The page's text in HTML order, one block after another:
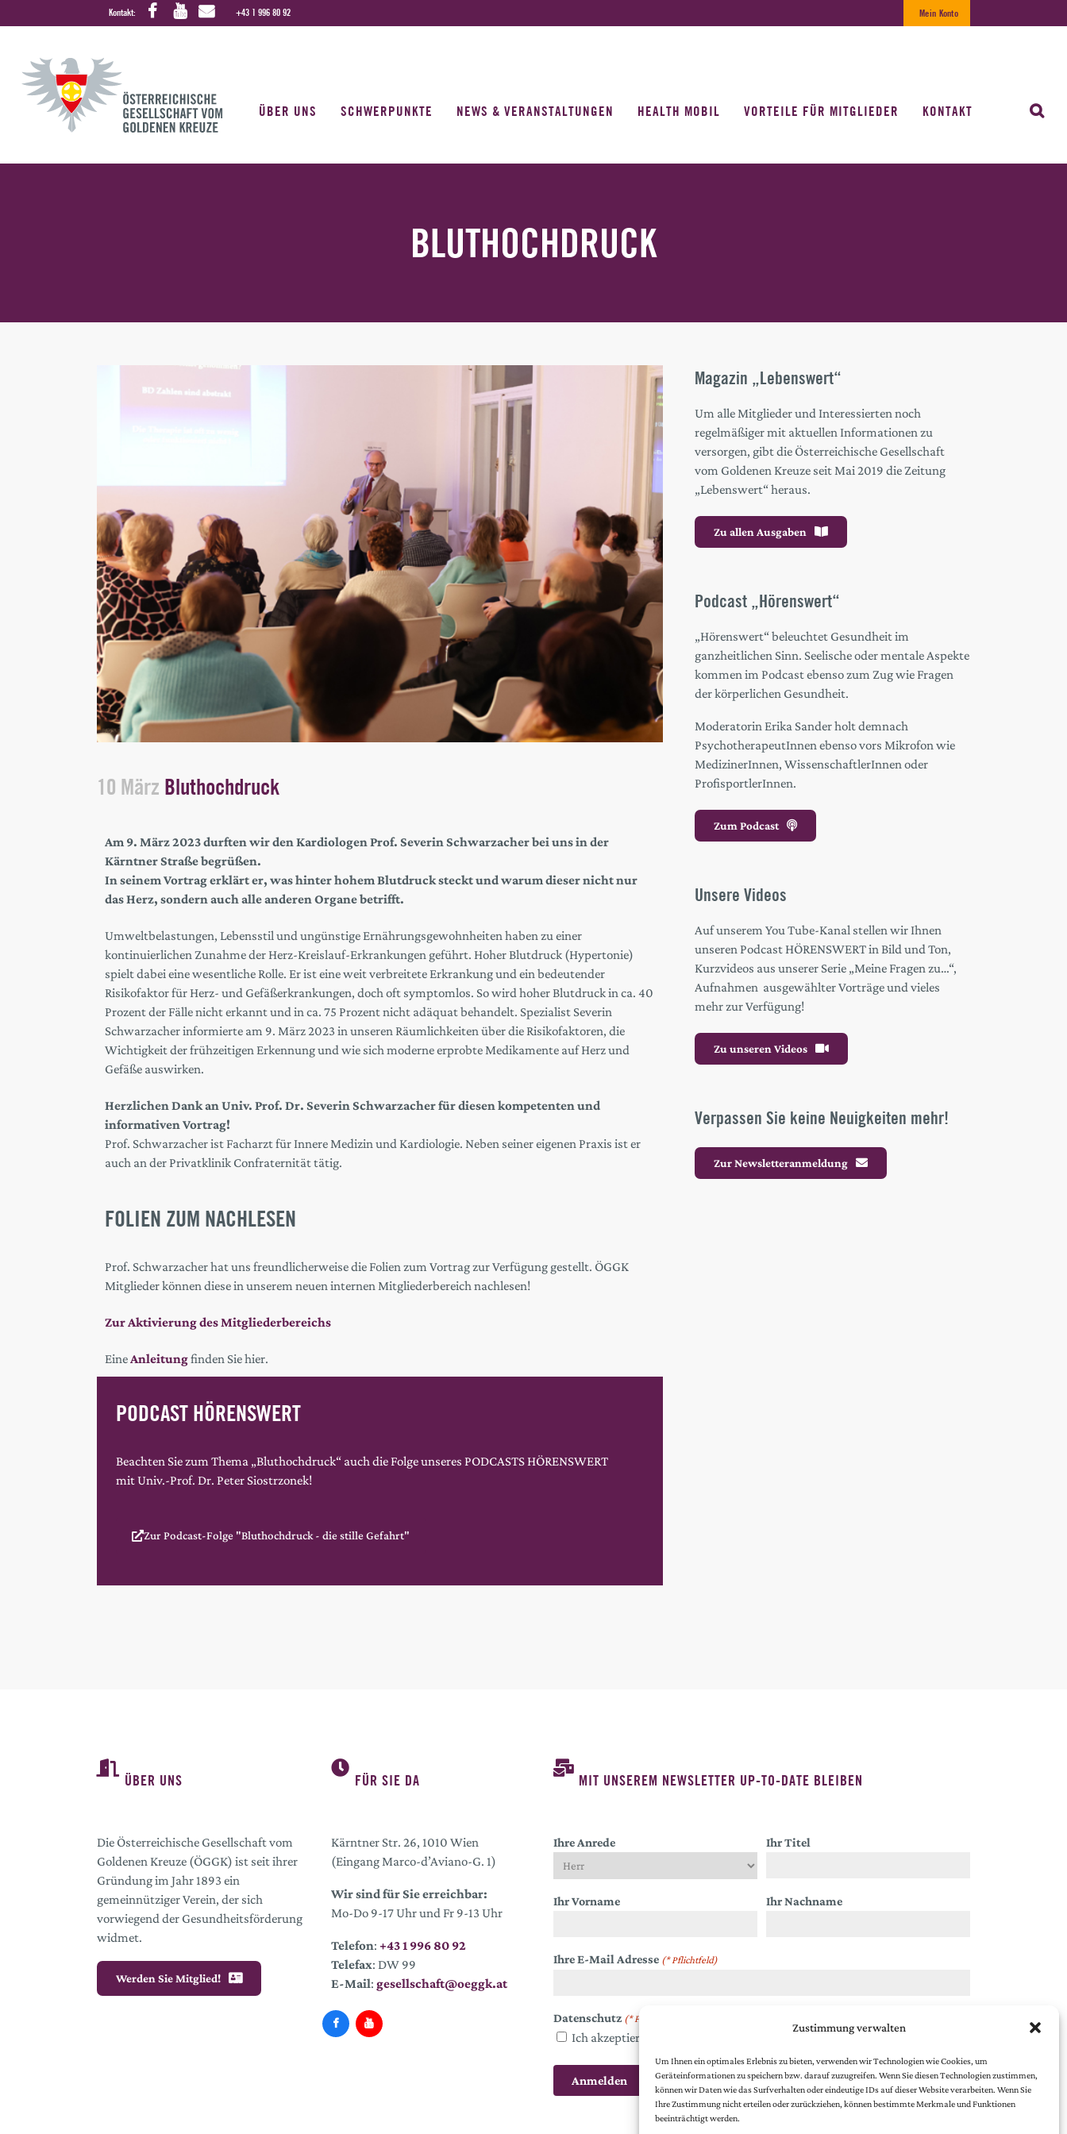
Zustimmung verwalten
Um Ihnen ein optimales Erlebnis zu bieten, verwenden wir Technologien wie Cookies, um
Geräteinformationen zu speichern bzw. darauf zuzugreifen. Wenn Sie diesen Technologien zustimmen,
können wir Daten wie das Surfverhalten oder eindeutige IDs auf dieser Website verarbeiten. Wenn Sie
Ihre Zustimmung nicht erteilen oder zurückziehen, können bestimmte Merkmale und Funktionen
beeinträchtigt werden.
Kontakt: +43 1 996 80 92 Mein Konto
ÜBER UNS SCHWERPUNKTE NEWS & VERANSTALTUNGEN HEALTH MOBIL VORTEILE FÜR MITGLIEDER KONTAKT
BLUTHOCHDRUCK
10 März Bluthochdruck
Am 9. März 2023 durften wir den Kardiologen Prof. Severin Schwarzacher bei uns in der
Kärntner Straße begrüßen.
In seinem Vortrag erklärt er, was hinter hohem Blutdruck steckt und warum dieser nicht nur
das Herz, sondern auch alle anderen Organe betrifft.
Umweltbelastungen, Lebensstil und ungünstige Ernährungsgewohnheiten haben zu einer
kontinuierlichen Zunahme der Herz-Kreislauf-Erkrankungen geführt. Hoher Blutdruck (Hypertonie)
spielt dabei eine wesentliche Rolle. Er ist eine weit verbreitete Erkrankung und ein bedeutender
Risikofaktor für Herz- und Gefäßerkrankungen, doch oft symptomlos. So wird hoher Blutdruck in ca. 40
Prozent der Fälle nicht erkannt und in ca. 75 Prozent nicht adäquat behandelt. Spezialist Severin
Schwarzacher informierte am 9. März 2023 in unseren Räumlichkeiten über die Risikofaktoren, die
Wichtigkeit der frühzeitigen Erkennung und wie sich moderne erprobte Medikamente auf Herz und
Gefäße auswirken.
Herzlichen Dank an Univ. Prof. Dr. Severin Schwarzacher für diesen kompetenten und
informativen Vortrag!
Prof. Schwarzacher ist Facharzt für Innere Medizin und Kardiologie. Neben seiner eigenen Praxis ist er
auch an der Privatklinik Confraternität tätig.
FOLIEN ZUM NACHLESEN
Prof. Schwarzacher hat uns freundlicherweise die Folien zum Vortrag zur Verfügung gestellt. ÖGGK
Mitglieder können diese in unserem neuen internen Mitgliederbereich nachlesen!
Zur Aktivierung des Mitgliederbereichs
EineAnleitungfinden Sie hier.
PODCAST HÖRENSWERT
Beachten Sie zum Thema „Bluthochdruck“ auch die Folge unseres PODCASTS HÖRENSWERT
mit Univ.-Prof. Dr. Peter Siostrzonek!
Zur Podcast-Folge "Bluthochdruck - die stille Gefahrt"
Magazin „Lebenswert“
Um alle Mitglieder und Interessierten noch
regelmäßiger mit aktuellen Informationen zu
versorgen, gibt die Österreichische Gesellschaft
vom Goldenen Kreuze seit Mai 2019 die Zeitung
„Lebenswert“ heraus.
Zu allen Ausgaben
Podcast „Hörenswert“
„Hörenswert“ beleuchtet Gesundheit im
ganzheitlichen Sinn. Seelische oder mentale Aspekte
kommen im Podcast ebenso zum Zug wie Fragen
der körperlichen Gesundheit.
Moderatorin Erika Sander holt demnach
PsychotherapeutInnen ebenso vors Mikrofon wie
MedizinerInnen, WissenschaftlerInnen oder
ProfisportlerInnen.
Zum Podcast
Unsere Videos
Auf unserem You Tube-Kanal stellen wir Ihnen
unseren Podcast HÖRENSWERT in Bild und Ton,
Kurzvideos aus unserer Serie „Meine Fragen zu…“,
Aufnahmen ausgewählter Vorträge und vieles
mehr zur Verfügung!
Zu unseren Videos
Verpassen Sie keine Neuigkeiten mehr!
Zur Newsletteranmeldung
ÜBER UNS
Die Österreichische Gesellschaft vom
Goldenen Kreuze (ÖGGK) ist seit ihrer
Gründung im Jahr 1893 ein
gemeinnütziger Verein, der sich
vorwiegend der Gesundheitsförderung
widmet.
Werden Sie Mitglied!
FÜR SIE DA
Kärntner Str. 26, 1010 Wien
(Eingang Marco-d’Aviano-G. 1)
Wir sind für Sie erreichbar:
Mo-Do 9-17 Uhr und Fr 9-13 Uhr
Telefon: +43 1 996 80 92
Telefax: DW 99
E-Mail: gesellschaft@oeggk.at
MIT UNSEREM NEWSLETTER UP-TO-DATE BLEIBEN
Ihre Anrede Ihr Titel
Ihr Vorname Ihr Nachname
Ihre E-Mail Adresse (* Pflichtfeld)
Datenschutz (* Pflichtfeld)
Ich akzeptiere die